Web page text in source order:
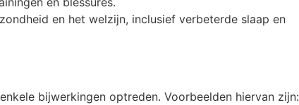
en het welzijn, inclusief verbeterde slaap en
bijwerkingen optreden. Voorbeelden hiervan zijn: